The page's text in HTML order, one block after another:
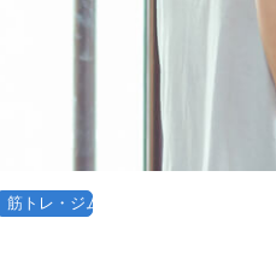
筋トレ・ジム